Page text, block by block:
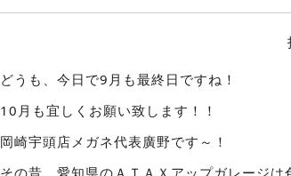
どうも、今日で9月も最終日ですね！
10月も宜しくお願い致します！！
岡崎宇頭店メガネ代表廣野です～！
その昔、愛知県のＡＴＡＸアップガレージは